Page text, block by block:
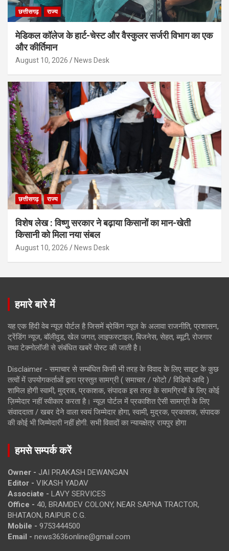
छत्तीसगढ़ राज्य
मेडिकल कॉलेज के हार्ट-चेस्ट और वैस्कुलर सर्जरी विभाग का एक
और कीर्तिमान
August 10, 2026 News Desk
छत्तीसगढ़ राज्य
विशेष लेख : विष्णु सरकार ने बढ़ाया किसानों का मान-खेती
किसानी को मिला नया संबल
August 10, 2026 News Desk
हमारे बारे में
यह एक हिंदी वेब न्यूज़ पोर्टल है जिसमें ब्रेकिंग न्यूज़ के अलावा राजनीति, प्रशासन,
ट्रेंडिंग न्यूज, बॉलीवुड, खेल जगत, लाइफस्टाइल, बिजनेस, सेहत, ब्यूटी, रोजगार
तथा टेक्नोलॉजी से संबंधित खबरें पोस्ट की जाती है।
Disclaimer - समाचार से सम्बंधित किसी भी तरह के विवाद के लिए साइट के कुछ
तत्वों में उपयोगकर्ताओं द्वारा प्रस्तुत सामग्री ( समाचार / फोटो / विडियो आदि )
शामिल होगी स्वामी, मुद्रक, प्रकाशक, संपादक इस तरह के सामग्रियों के लिए कोई
ज़िम्मेदार नहीं स्वीकार करता है। न्यूज़ पोर्टल में प्रकाशित ऐसी सामग्री के लिए
संवाददाता / खबर देने वाला स्वयं जिम्मेदार होगा, स्वामी, मुद्रक, प्रकाशक, संपादक
की कोई भी जिम्मेदारी नहीं होगी. सभी विवादों का न्यायक्षेत्र रायपुर होगा
हमसे सम्पर्क करें
Owner - JAI PRAKASH DEWANGAN
Editor - VIKASH YADAV
Associate - LAVY SERVICES
Office - 40, BRAMDEV COLONY, NEAR SAPNA TRACTOR,
BHATAON, RAIPUR C.G.
Mobile - 9753444500
Email - news3636online@gmail.com